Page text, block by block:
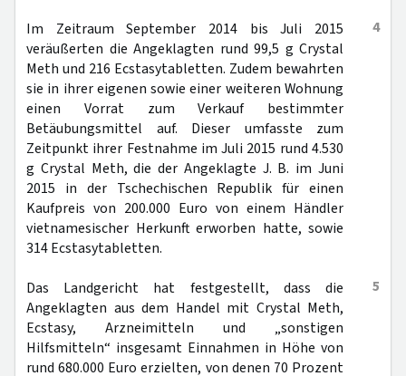
4
Im Zeitraum September 2014 bis Juli 2015
veräußerten die Angeklagten rund 99,5 g Crystal
Meth und 216 Ecstasytabletten. Zudem bewahrten
sie in ihrer eigenen sowie einer weiteren Wohnung
einen Vorrat zum Verkauf bestimmter
Betäubungsmittel auf. Dieser umfasste zum
Zeitpunkt ihrer Festnahme im Juli 2015 rund 4.530
g Crystal Meth, die der Angeklagte J. B. im Juni
2015 in der Tschechischen Republik für einen
Kaufpreis von 200.000 Euro von einem Händler
vietnamesischer Herkunft erworben hatte, sowie
314 Ecstasytabletten.
5
Das Landgericht hat festgestellt, dass die
Angeklagten aus dem Handel mit Crystal Meth,
Ecstasy, Arzneimitteln und „sonstigen
Hilfsmitteln“ insgesamt Einnahmen in Höhe von
rund 680.000 Euro erzielten, von denen 70 Prozent